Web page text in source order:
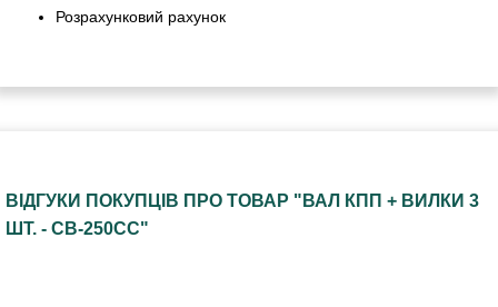
Розрахунковий рахунок
ВІДГУКИ ПОКУПЦІВ ПРО ТОВАР "ВАЛ КПП + ВИЛКИ 3
ШТ. - СВ-250СС"